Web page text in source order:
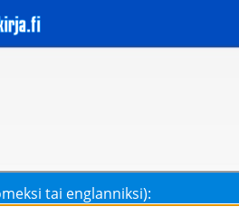
tai englanniksi):